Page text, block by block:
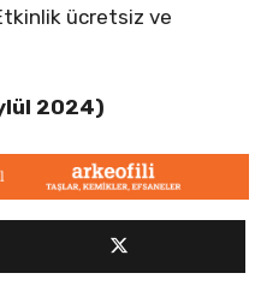
ücretsiz ve
2024)